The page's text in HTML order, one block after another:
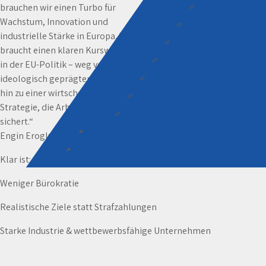
brauchen wir einen Turbo für
Wachstum, Innovation und
industrielle Stärke in Europa. Es
braucht einen klaren Kurswechsel
in der EU-Politik – weg von
ideologisch geprägten Vorgaben,
hin zu einer wirtschaftsorientierten
Strategie, die Arbeitsplätze
sichert.“
Engin Eroglu, Europaabgeordneter und Landesvorsitzender der
Klar ist:
Weniger Bürokratie
Realistische Ziele statt Strafzahlungen
Starke Industrie & wettbewerbsfähige Unternehmen